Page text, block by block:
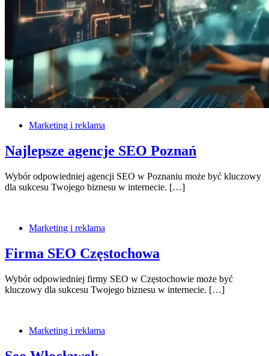
Marketing i reklama
Najlepsze agencje SEO Poznań
Wybór odpowiedniej agencji SEO w Poznaniu może być kluczowy
dla sukcesu Twojego biznesu w internecie. […]
Marketing i reklama
Firma SEO Częstochowa
Wybór odpowiedniej firmy SEO w Częstochowie może być
kluczowy dla sukcesu Twojego biznesu w internecie. […]
Marketing i reklama